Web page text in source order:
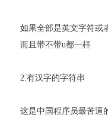
如果全部是英文字符或
而且带不带u都一样
2.有汉字的字符串
这是中国程序员最苦逼